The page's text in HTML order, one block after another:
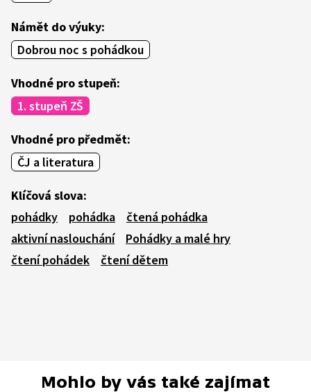
Námět do výuky:
Dobrou noc s pohádkou
Vhodné pro stupeň:
1. stupeň ZŠ
Vhodné pro předmět:
ČJ a literatura
Klíčová slova:
pohádky
pohádka
čtená pohádka
aktivní naslouchání
Pohádky a malé hry
čtení pohádek
čtení dětem
Mohlo by vás také zajímat